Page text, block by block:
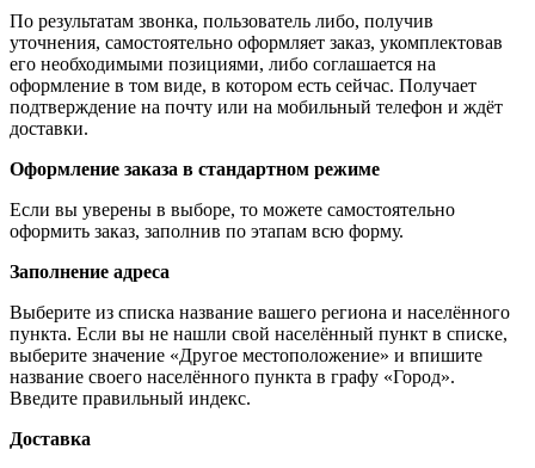
По результатам звонка, пользователь либо, получив
уточнения, самостоятельно оформляет заказ, укомплектовав
его необходимыми позициями, либо соглашается на
оформление в том виде, в котором есть сейчас. Получает
подтверждение на почту или на мобильный телефон и ждёт
доставки.
Оформление заказа в стандартном режиме
Если вы уверены в выборе, то можете самостоятельно
оформить заказ, заполнив по этапам всю форму.
Заполнение адреса
Выберите из списка название вашего региона и населённого
пункта. Если вы не нашли свой населённый пункт в списке,
выберите значение «Другое местоположение» и впишите
название своего населённого пункта в графу «Город».
Введите правильный индекс.
Доставка